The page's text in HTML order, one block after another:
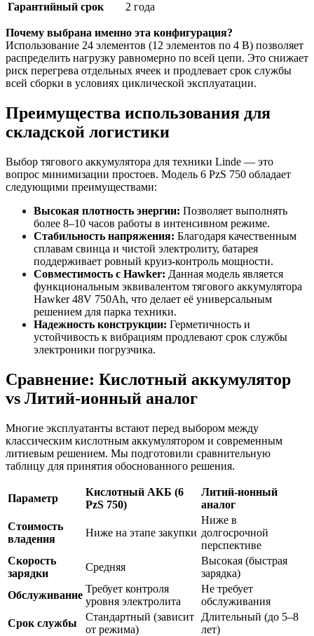
Гарантийный срок
2 года
Почему выбрана именно эта конфигурация?
Использование 24 элементов (12 элементов по 4 В) позволяет
распределить нагрузку равномерно по всей цепи. Это снижает
риск перегрева отдельных ячеек и продлевает срок службы
всей сборки в условиях циклической эксплуатации.
Преимущества использования для
складской логистики
Выбор тягового аккумулятора для техники Linde — это
вопрос минимизации простоев. Модель 6 PzS 750 обладает
следующими преимуществами:
Высокая плотность энергии: Позволяет выполнять
более 8–10 часов работы в интенсивном режиме.
Стабильность напряжения: Благодаря качественным
сплавам свинца и чистой электролиту, батарея
поддерживает ровный круиз-контроль мощности.
Совместимость с Hawker: Данная модель является
функциональным эквивалентом тягового аккумулятора
Hawker 48V 750Ah, что делает её универсальным
решением для парка техники.
Надежность конструкции: Герметичность и
устойчивость к вибрациям продлевают срок службы
электроники погрузчика.
Сравнение: Кислотный аккумулятор
vs Литий-ионный аналог
Многие эксплуатанты встают перед выбором между
классическим кислотным аккумулятором и современным
литиевым решением. Мы подготовили сравнительную
таблицу для принятия обоснованного решения.
Параметр
Кислотный АКБ (6
PzS 750)
Литий-ионный
аналог
Стоимость
владения
Ниже на этапе закупки
Ниже в
долгосрочной
перспективе
Скорость
зарядки
Средняя
Высокая (быстрая
зарядка)
Обслуживание
Требует контроля
уровня электролита
Не требует
обслуживания
Срок службы
Стандартный (зависит
от режима)
Длительный (до 5–8
лет)